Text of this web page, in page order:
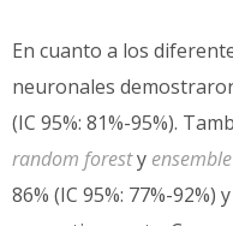
En cuanto a los
neuronales
(IC 95%: 81%-95%).
random foresty
86% (IC 95%: 77%-92%)